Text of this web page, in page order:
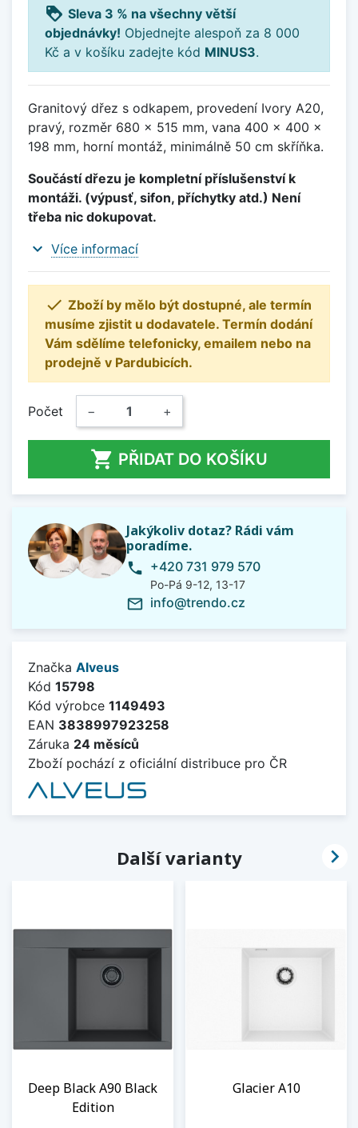
loyalty Sleva 3 % na všechny větší
objednávky! Objednejte alespoň za 8 000
Kč a v košíku zadejte kód MINUS3.
Granitový dřez s odkapem, provedení Ivory A20,
pravý, rozměr 680 x 515 mm, vana 400 x 400 x
198 mm, horní montáž, minimálně 50 cm skříňka.
Součástí dřezu je kompletní příslušenství k
montáži. (výpusť, sifon, příchytky atd.) Není
třeba nic dokupovat.
expand_more Více informací
 Zboží by mělo být dostupné, ale termín
musíme zjistit u dodavatele. Termín dodání
Vám sdělíme telefonicky, emailem nebo na
prodejně v Pardubicích.
Počet − +
 PŘIDAT DO KOŠÍKU
Jakýkoliv dotaz? Rádi vám
poradíme.
phone +420 731 979 570
Po-Pá 9-12, 13-17
mail_outline info@trendo.cz
Značka Alveus
Kód 15798
Kód výrobce 1149493
EAN 3838997923258
Záruka 24 měsíců
Zboží pochází z oficiální distribuce pro ČR
Další varianty
Deep Black A90 Black
Edition
Glacier A10
